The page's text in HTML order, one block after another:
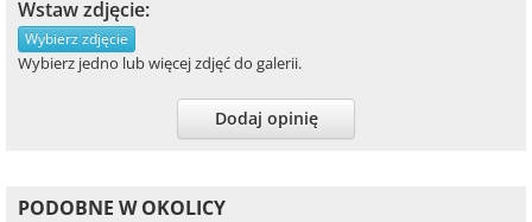
Wstaw zdjęcie:
Wybierz zdjęcie
Wybierz jedno lub więcej zdjęć do galerii.
Dodaj opinię
PODOBNE W OKOLICY